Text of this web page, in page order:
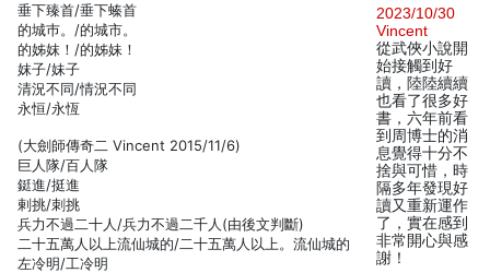
垂下臻首/垂下螓首
的城巿。/的城市。
的姊妺！/的姊妹！
妺子/妹子
清況不同/情況不同
永恒/永恆
(大劍師傳奇二 Vincent 2015/11/6)
巨人隊/百人隊
鋌進/挺進
剌挑/刺挑
兵力不過二十人/兵力不過二千人(由後文判斷)
二十五萬人以上流仙城的/二十五萬人以上。流仙城的
左冷明/工冷明
2023/10/30
Vincent
從武俠小說開
始接觸到好
讀，陸陸續續
也看了很多好
書，六年前看
到周博士的消
息覺得十分不
捨與可惜，時
隔多年發現好
讀又重新運作
了，實在感到
非常開心與感
謝！